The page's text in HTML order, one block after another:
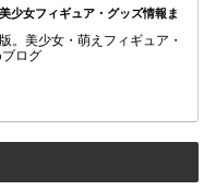
少女フィギュア・グッズ情報ま
。美少女・萌えフィギュア・
ログ